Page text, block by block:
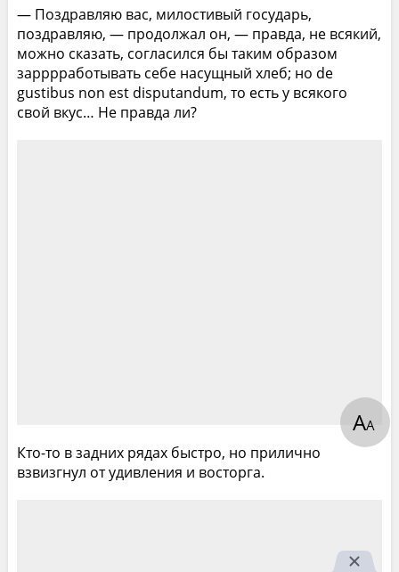
— Поздравляю вас, милостивый государь,
поздравляю, — продолжал он, — правда, не всякий,
можно сказать, согласился бы таким образом
зарррработывать себе насущный хлеб; но de
gustibus non est disputandum, то есть у всякого
свой вкус… Не правда ли?
Кто-то в задних рядах быстро, но прилично
взвизгнул от удивления и восторга.
АА